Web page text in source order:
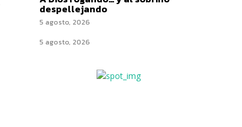
despellejando
5 agosto, 2026
5 agosto, 2026